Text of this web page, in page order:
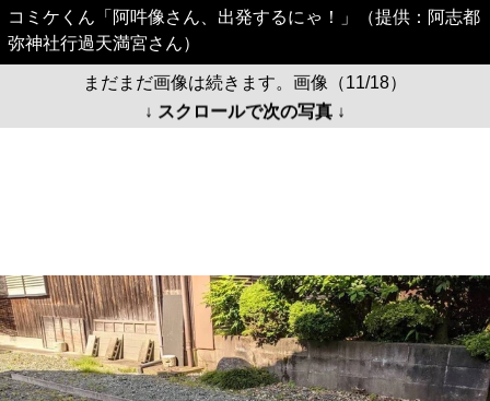
コミケくん「阿吽像さん、出発するにゃ！」（提供：阿志都
弥神社行過天満宮さん）
まだまだ画像は続きます。画像（11/18）
↓ スクロールで次の写真 ↓